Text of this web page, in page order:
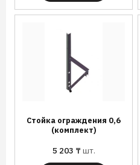
Стойка ограждения 0,6
(комплект)
5 203 ₸шт.